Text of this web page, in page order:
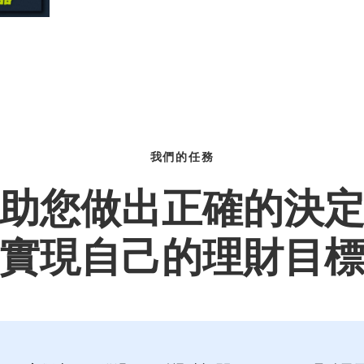
我們的任務
您做出正確的決
實現自己的理財目標